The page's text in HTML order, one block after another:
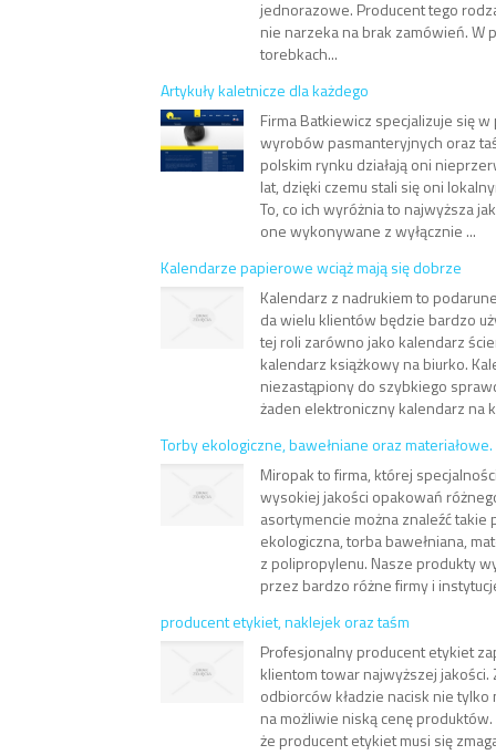
jednorazowe. Producent tego
nie narzeka na brak zamówień. W
torebkach...
Artykuły kaletnicze dla każdego
Firma Batkiewicz specjalizuje się
wyrobów pasmanteryjnych oraz
polskim rynku działają oni
lat, dzięki czemu stali się oni
To, co ich wyróżnia to najwyższa
one wykonywane z wyłącznie ...
Kalendarze papierowe wciąż mają się dobrze
Kalendarz z nadrukiem to
da wielu klientów będzie bardzo
tej roli zarówno jako kalendarz
kalendarz książkowy na biurko.
niezastąpiony do szybkiego
żaden elektroniczny kalendarz na
Torby ekologiczne, bawełniane oraz materiałowe.
Miropak to firma, której
wysokiej jakości opakowań
asortymencie można znaleźć takie
ekologiczna, torba bawełniana,
z polipropylenu. Nasze produkty
przez bardzo różne firmy i
producent etykiet, naklejek oraz taśm
Profesjonalny producent etykiet
klientom towar najwyższej
odbiorców kładzie nacisk nie
na możliwie niską cenę
że producent etykiet musi się